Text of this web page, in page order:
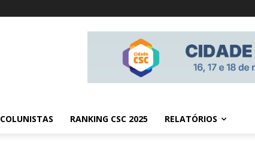
COLUNISTAS RANKING CSC 2025 RELATÓRIOS